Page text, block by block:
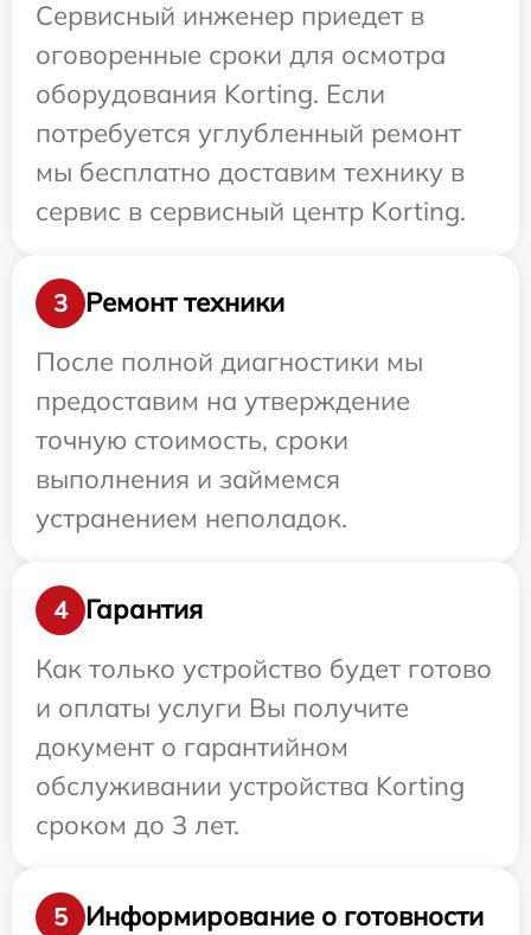
Сервисный инженер приедет в
оговоренные сроки для осмотра
оборудования Korting. Если
потребуется углубленный ремонт
мы бесплатно доставим технику в
сервис в сервисный центр Korting.
3
Ремонт техники
После полной диагностики мы
предоставим на утверждение
точную стоимость, сроки
выполнения и займемся
устранением неполадок.
4
Гарантия
Как только устройство будет готово
и оплаты услуги Вы получите
документ о гарантийном
обслуживании устройства Korting
сроком до 3 лет.
5
Информирование о готовности